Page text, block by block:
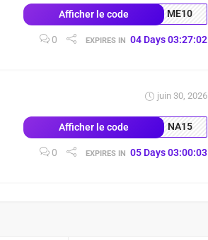
Afficher le code ME10
0 EXPIRES IN 04 Days 03:27:01
juin 30, 2026
Afficher le code NA15
0 EXPIRES IN 05 Days 03:00:02